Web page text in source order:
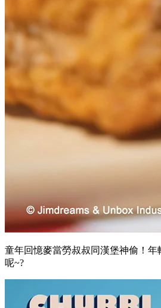
童年回憶麥當勞叔叔同漢堡神偷！
呢~?